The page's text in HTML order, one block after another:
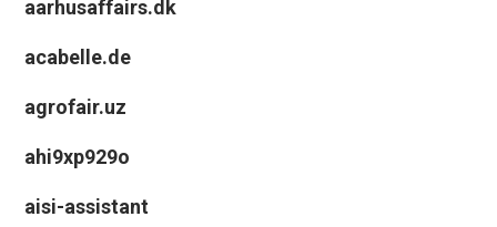
aarhusaffairs.dk
acabelle.de
agrofair.uz
ahi9xp929o
aisi-assistant